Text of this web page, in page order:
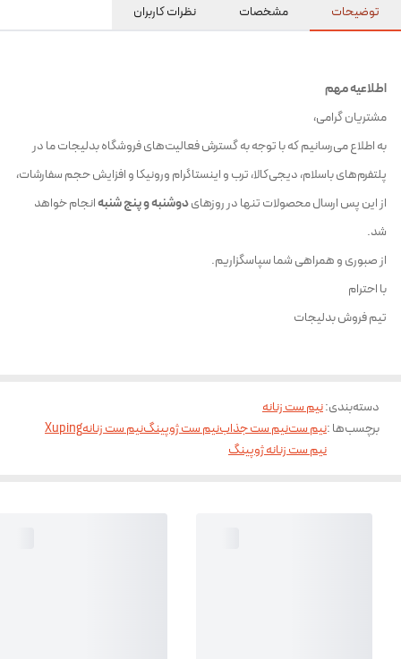
توضیحات مشخصات نظرات کاربران
اطلاعیه مهم
مشتریان گرامی،
به اطلاع می‌رسانیم که با توجه به گسترش فعالیت‌های فروشگاه بدلیجات ما در
پلتفرم‌های باسلام، دیجی‌کالا، ترب و اینستاگرام ورونیکا و افزایش حجم سفارشات،
از این پس ارسال محصولات تنها در روزهایدوشنبه و پنج شنبهانجام خواهد
شد.
از صبوری و همراهی شما سپاسگزاریم.
با احترام
تیم فروش بدلیجات
دسته‌بندی:نیم ست زنانه
برچسب‌ها :نیم ستنیم ست جذابنیم ست ژوپینگنیم ست زنانهXuping
نیم ست زنانه ژوپینگ